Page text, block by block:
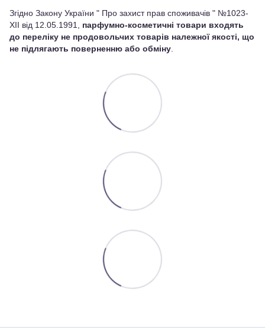
Згідно Закону України " Про захист прав споживачів " №1023-
XII від 12.05.1991, парфумно-косметичні товари входять
до переліку не продовольчих товарів належної якості, що
не підлягають поверненню або обміну.